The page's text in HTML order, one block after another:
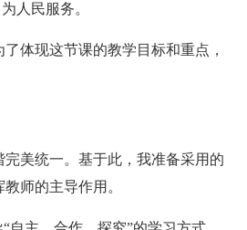
人民服务。
体现这节课的教学目标和重点，
美统一。基于此，我准备采用的
师的主导作用。